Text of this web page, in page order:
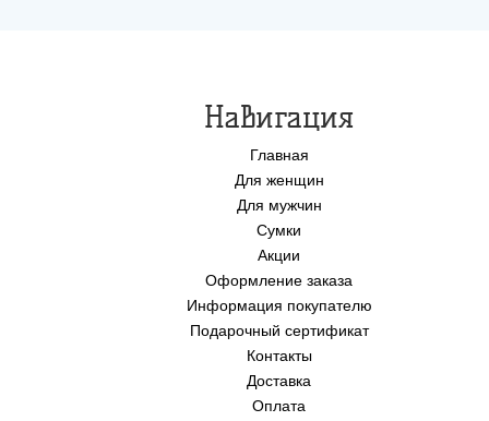
Навигация
Главная
Для женщин
Для мужчин
Сумки
Акции
Оформление заказа
Информация покупателю
Подарочный сертификат
Контакты
Доставка
Оплата